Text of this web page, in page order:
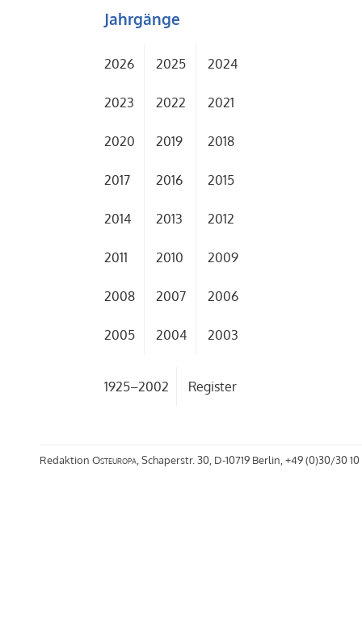
Jahrgänge
2026 2025 2024
2023 2022 2021
2020 2019 2018
2017 2016 2015
2014 2013 2012
2011 2010 2009
2008 2007 2006
2005 2004 2003
1925–2002 Register
Redaktion Osteuropa, Schaperstr. 30, D-10719 Berlin, +49 (0)30/30